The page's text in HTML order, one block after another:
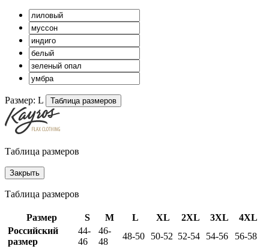
Размер: L Таблица размеров
Таблица размеров
Закрыть
Таблица размеров
Размер S M L XL 2XL 3XL
4XL
Российский
размер
44-
46
46-
48
48-50 50-52 52-54 54-56 56-58